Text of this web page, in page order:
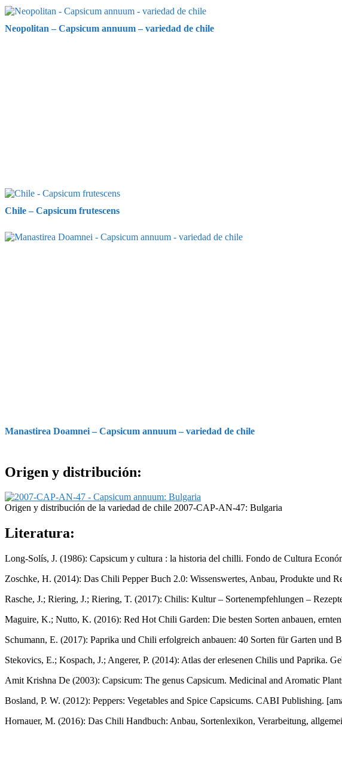
Neopolitan – Capsicum annuum – variedad de chile
Chile – Capsicum frutescens
Manastirea Doamnei – Capsicum annuum – variedad de chile
Origen y distribución:
Origen y distribución de la variedad de chile 2007-CAP-AN-47: Bulgaria
Literatura:
Long-Solís, J. (1986): Capsicum y cultura : la historia del chilli. Fondo de Cultura
Zoschke, H. (2014): Das Chili Pepper Buch 2.0: Wissenswertes, Anbau, Produkte und
Rasche, J.; Riering, J.; Riering, T. (2017): Chilis: Kultur – Sortenempfehlungen –
Maguire, K.; Nutto, K. (2016): Red Hot Chili Garden: Die besten Sorten anbauen,
Schumann, E. (2017): Paprika und Chili erfolgreich anbauen: 40 Sorten für Garten und
Stekovics, E.; Kospach, J.; Angerer, P. (2014): Atlas der erlesenen Chilis und Paprika.
Amit Krishna De (2003): Capsicum: The genus Capsicum. Medicinal and Aromatic
Bosland, P. W. (2012): Peppers: Vegetables and Spice Capsicums. CABI Publishing.
Hornauer, M. (2016): Das Chili Handbuch: Anbau, Sortenlexikon, Verarbeitung,